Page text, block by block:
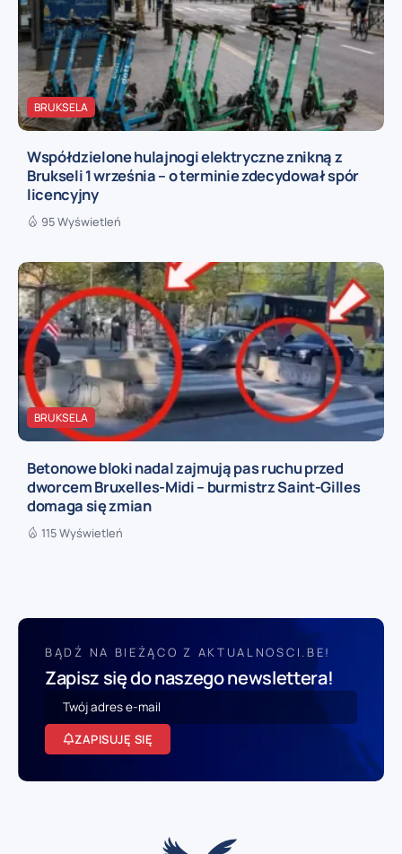
BRUKSELA
Współdzielone hulajnogi elektryczne znikną z
Brukseli 1 września – o terminie zdecydował spór
licencyjny
95 Wyświetleń
BRUKSELA
Betonowe bloki nadal zajmują pas ruchu przed
dworcem Bruxelles-Midi – burmistrz Saint-Gilles
domaga się zmian
115 Wyświetleń
BĄDŹ NA BIEŻĄCO Z AKTUALNOSCI.BE!
Zapisz się do naszego newslettera!
ZAPISUJĘ SIĘ